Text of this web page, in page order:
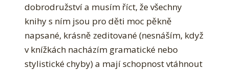
dobrodružství a musím říct, že všechny knihy
s ním jsou pro děti moc pěkně napsané,
krásně zeditované (nesnáším, když v
knížkách nacházím gramatické nebo
stylistické chyby) a mají schopnost vtáhnout